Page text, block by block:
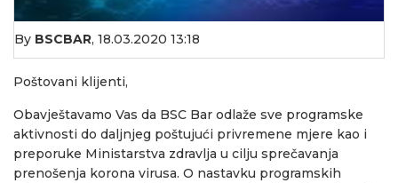
By BSCBAR, 18.03.2020 13:18
Poštovani klijenti,
Obavještavamo Vas da BSC Bar odlaže sve programske
aktivnosti do daljnjeg poštujući privremene mjere kao i
preporuke Ministarstva zdravlja u cilju sprečavanja
prenošenja korona virusa. O nastavku programskih